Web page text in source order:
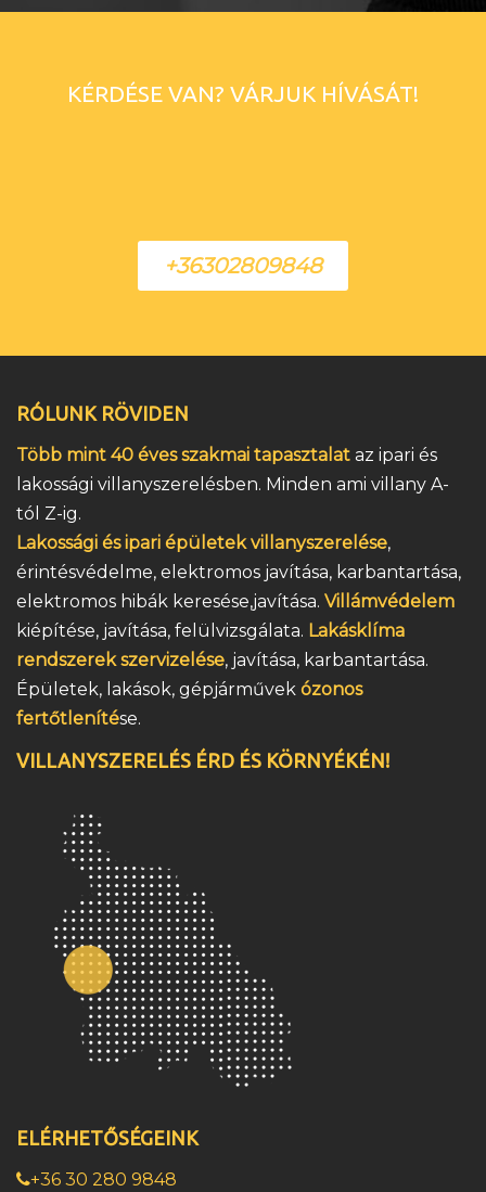
KÉRDÉSE VAN? VÁRJUK HÍVÁSÁT!
+36302809848
RÓLUNK RÖVIDEN
Több mint 40 éves szakmai tapasztalat az ipari és
lakossági villanyszerelésben. Minden ami villany A-
tól Z-ig.
Lakossági és ipari épületek villanyszerelése,
érintésvédelme, elektromos javítása, karbantartása,
elektromos hibák keresése,javítása. Villámvédelem
kiépítése, javítása, felülvizsgálata. Lakásklíma
rendszerek szervizelése, javítása, karbantartása.
Épületek, lakások, gépjárművek ózonos
fertőtlenítése.
VILLANYSZERELÉS ÉRD ÉS KÖRNYÉKÉN!
ELÉRHETŐSÉGEINK
+36 30 280 9848